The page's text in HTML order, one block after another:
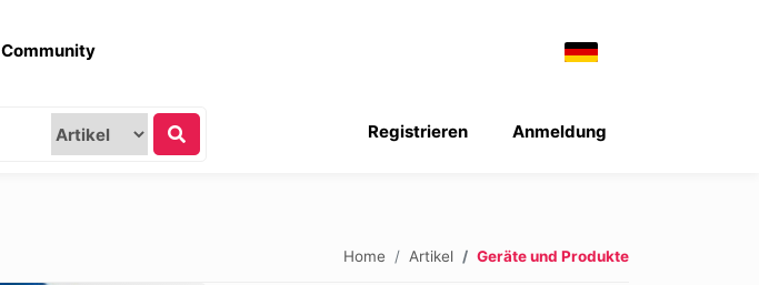
Community
Anmeldung
Registrieren
Home Artikel Geräte und Produkte